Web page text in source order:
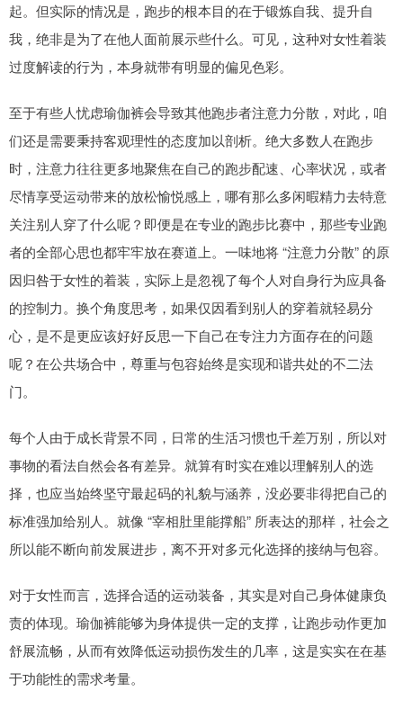
起。但实际的情况是，跑步的根本目的在于锻炼自我、提升自
我，绝非是为了在他人面前展示些什么。可见，这种对女性着装
过度解读的行为，本身就带有明显的偏见色彩。
至于有些人忧虑瑜伽裤会导致其他跑步者注意力分散，对此，咱
们还是需要秉持客观理性的态度加以剖析。绝大多数人在跑步
时，注意力往往更多地聚焦在自己的跑步配速、心率状况，或者
尽情享受运动带来的放松愉悦感上，哪有那么多闲暇精力去特意
关注别人穿了什么呢？即便是在专业的跑步比赛中，那些专业跑
者的全部心思也都牢牢放在赛道上。一味地将 “注意力分散” 的原
因归咎于女性的着装，实际上是忽视了每个人对自身行为应具备
的控制力。换个角度思考，如果仅因看到别人的穿着就轻易分
心，是不是更应该好好反思一下自己在专注力方面存在的问题
呢？在公共场合中，尊重与包容始终是实现和谐共处的不二法
门。
每个人由于成长背景不同，日常的生活习惯也千差万别，所以对
事物的看法自然会各有差异。就算有时实在难以理解别人的选
择，也应当始终坚守最起码的礼貌与涵养，没必要非得把自己的
标准强加给别人。就像 “宰相肚里能撑船” 所表达的那样，社会之
所以能不断向前发展进步，离不开对多元化选择的接纳与包容。
对于女性而言，选择合适的运动装备，其实是对自己身体健康负
责的体现。瑜伽裤能够为身体提供一定的支撑，让跑步动作更加
舒展流畅，从而有效降低运动损伤发生的几率，这是实实在在基
于功能性的需求考量。